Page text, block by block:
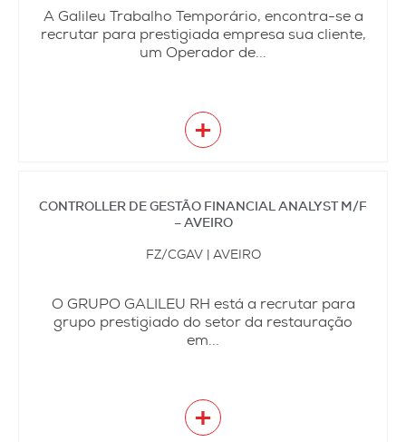
A Galileu Trabalho Temporário, encontra-se a
recrutar para prestigiada empresa sua cliente,
um Operador de...
+
CONTROLLER DE GESTÃO FINANCIAL ANALYST M/F
– AVEIRO
FZ/CGAV | AVEIRO
O GRUPO GALILEU RH está a recrutar para
grupo prestigiado do setor da restauração
em...
+